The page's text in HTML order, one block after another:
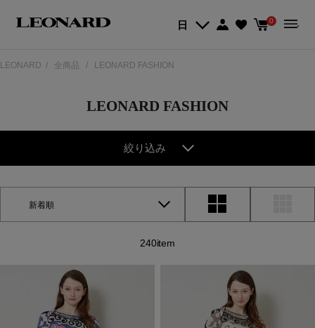
日 0
LEONARD 全商品 LEONARD FASHION
LEONARD FASHION
絞り込み
新着順
240item